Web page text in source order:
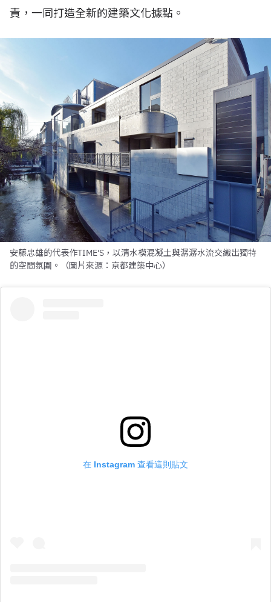
責，一同打造全新的建築文化據點。
安藤忠雄的代表作TIME'S，以清水模混凝土與潺潺水流交織出獨特
的空間氛圍。（圖片來源：京都建築中心）
在 Instagram 查看這則貼文